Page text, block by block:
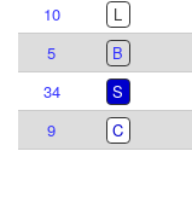
10
L
5
B
34
S
9
C